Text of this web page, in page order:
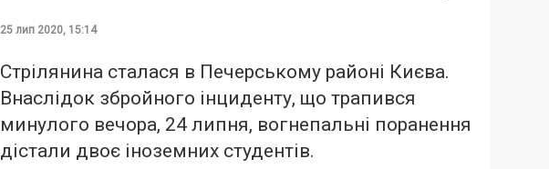
25 лип 2020, 15:14
Стрілянина сталася в Печерському районі Києва.
Внаслідок збройного інциденту, що трапився
минулого вечора, 24 липня, вогнепальні поранення
дістали двоє іноземних студентів.